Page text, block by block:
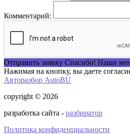
Комментарий:
Отправить заявку Спасибо! Наши
Нажимая на кнопку, вы даете
Авторазбор AutoBU
copyright © 2026
разработка сайта - разбиратор
Политика конфиденциальности